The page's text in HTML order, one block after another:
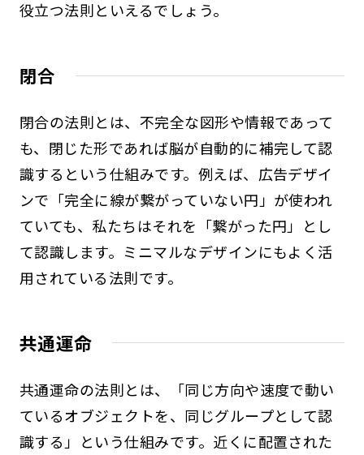
役立つ法則といえるでしょう。
閉合
閉合の法則とは、不完全な図形や情報であって
も、閉じた形であれば脳が自動的に補完して認
識するという仕組みです。例えば、広告デザイ
ンで「完全に線が繋がっていない円」が使われ
ていても、私たちはそれを「繋がった円」とし
て認識します。ミニマルなデザインにもよく活
用されている法則です。
共通運命
共通運命の法則とは、「同じ方向や速度で動い
ているオブジェクトを、同じグループとして認
識する」という仕組みです。近くに配置された